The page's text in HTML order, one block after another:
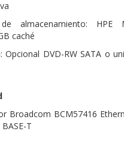
almacenamiento: HPE
caché
Opcional DVD-RW SATA o
Broadcom BCM57416
T